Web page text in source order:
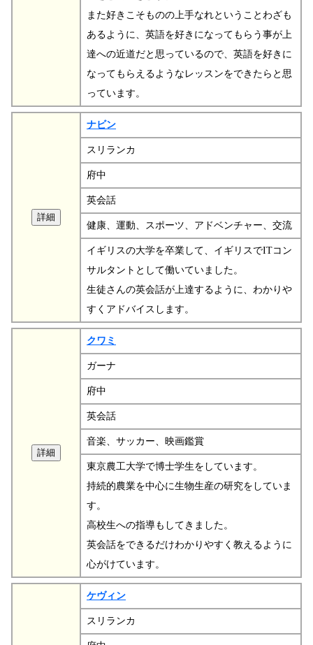
また好きこそものの上手なれということわざも
あるように、英語を好きになってもらう事が上
達への近道だと思っているので、英語を好きに
なってもらえるようなレッスンをできたらと思
っています。
ナビン
スリランカ
府中
英会話
健康、運動、スポーツ、アドベンチャー、交流
イギリスの大学を卒業して、イギリスでITコン
サルタントとして働いていました。
生徒さんの英会話が上達するように、わかりや
すくアドバイスします。
クワミ
ガーナ
府中
英会話
音楽、サッカー、映画鑑賞
東京農工大学で博士学生をしています。
持続的農業を中心に生物生産の研究をしていま
す。
高校生への指導もしてきました。
英会話をできるだけわかりやすく教えるように
心がけています。
ケヴィン
スリランカ